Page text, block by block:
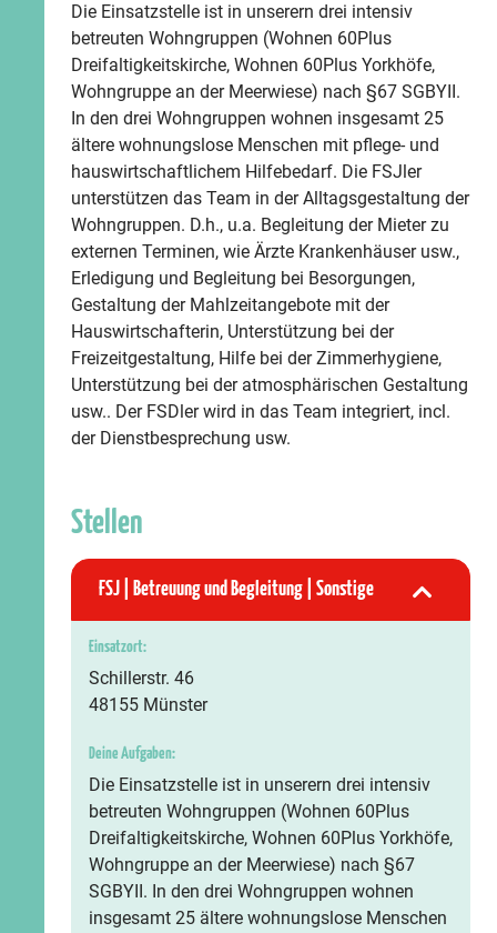
Die Einsatzstelle ist in unserern drei intensiv
betreuten Wohngruppen (Wohnen 60Plus
Dreifaltigkeitskirche, Wohnen 60Plus Yorkhöfe,
Wohngruppe an der Meerwiese) nach §67 SGBYII.
In den drei Wohngruppen wohnen insgesamt 25
ältere wohnungslose Menschen mit pflege- und
hauswirtschaftlichem Hilfebedarf. Die FSJler
unterstützen das Team in der Alltagsgestaltung der
Wohngruppen. D.h., u.a. Begleitung der Mieter zu
externen Terminen, wie Ärzte Krankenhäuser usw.,
Erledigung und Begleitung bei Besorgungen,
Gestaltung der Mahlzeitangebote mit der
Hauswirtschafterin, Unterstützung bei der
Freizeitgestaltung, Hilfe bei der Zimmerhygiene,
Unterstützung bei der atmosphärischen Gestaltung
usw.. Der FSDler wird in das Team integriert, incl.
der Dienstbesprechung usw.
Stellen
FSJ | Betreuung und Begleitung | Sonstige
Einsatzort:
Schillerstr. 46
48155 Münster
Deine Aufgaben:
Die Einsatzstelle ist in unserern drei intensiv
betreuten Wohngruppen (Wohnen 60Plus
Dreifaltigkeitskirche, Wohnen 60Plus Yorkhöfe,
Wohngruppe an der Meerwiese) nach §67
SGBYII. In den drei Wohngruppen wohnen
insgesamt 25 ältere wohnungslose Menschen